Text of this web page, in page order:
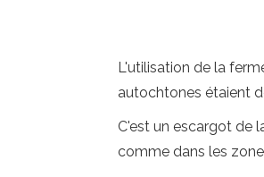
L'utilisation de la
autochtones étaient
C'est un escargot de
comme dans les